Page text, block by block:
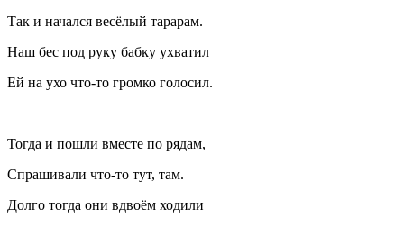
Так и начался весёлый тарарам.
Наш бес под руку бабку ухватил
Ей на ухо что-то громко голосил.
Тогда и пошли вместе по рядам,
Спрашивали что-то тут, там.
Долго тогда они вдвоём ходили